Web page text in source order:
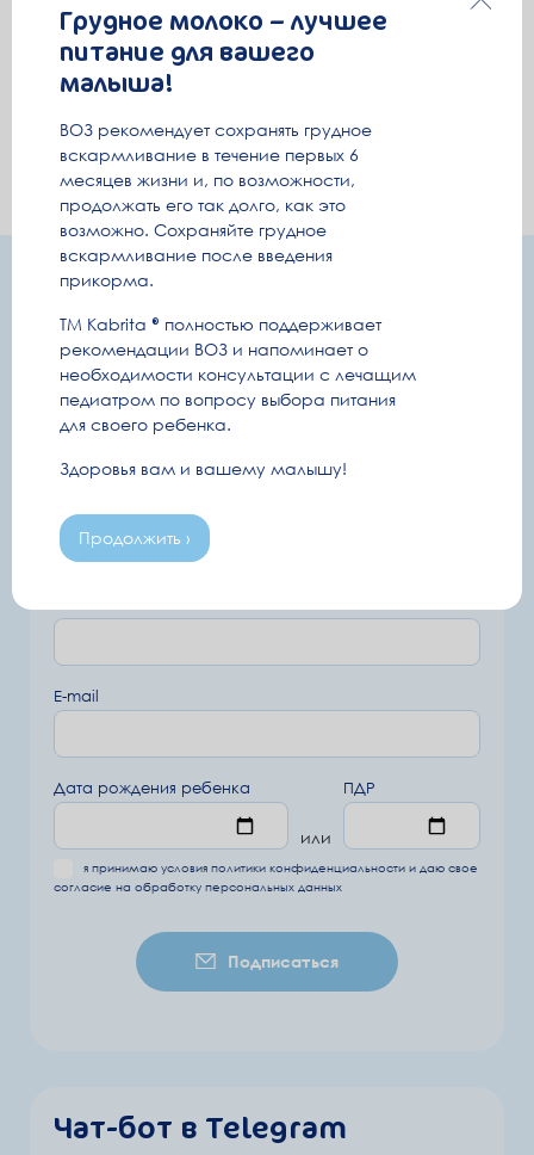
Подпишитесь и получайте полезную
информацию удобным способом
Информация о беременности и уходе за
малышом
Секретные промокоды и розыгрыши
Емейл
Полезные письма
E-mail
Дата рождения ребенка
или
ПДР
я принимаю условия политики конфиденциальности и даю свое
согласие на обработку персональных данных
Подписаться
Чат-бот в Telegram
Грудное молоко – лучшее
питание для вашего
малыша!
ВОЗ рекомендует сохранять грудное
вскармливание в течение первых 6
месяцев жизни и, по возможности,
продолжать его так долго, как это
возможно. Сохраняйте грудное
вскармливание после введения
прикорма.
ТМ Kabrita
полностью поддерживает
рекомендации ВОЗ и напоминает о
необходимости консультации с лечащим
педиатром по вопросу выбора питания
для своего ребенка.
Здоровья вам и вашему малышу!
Продолжить ›